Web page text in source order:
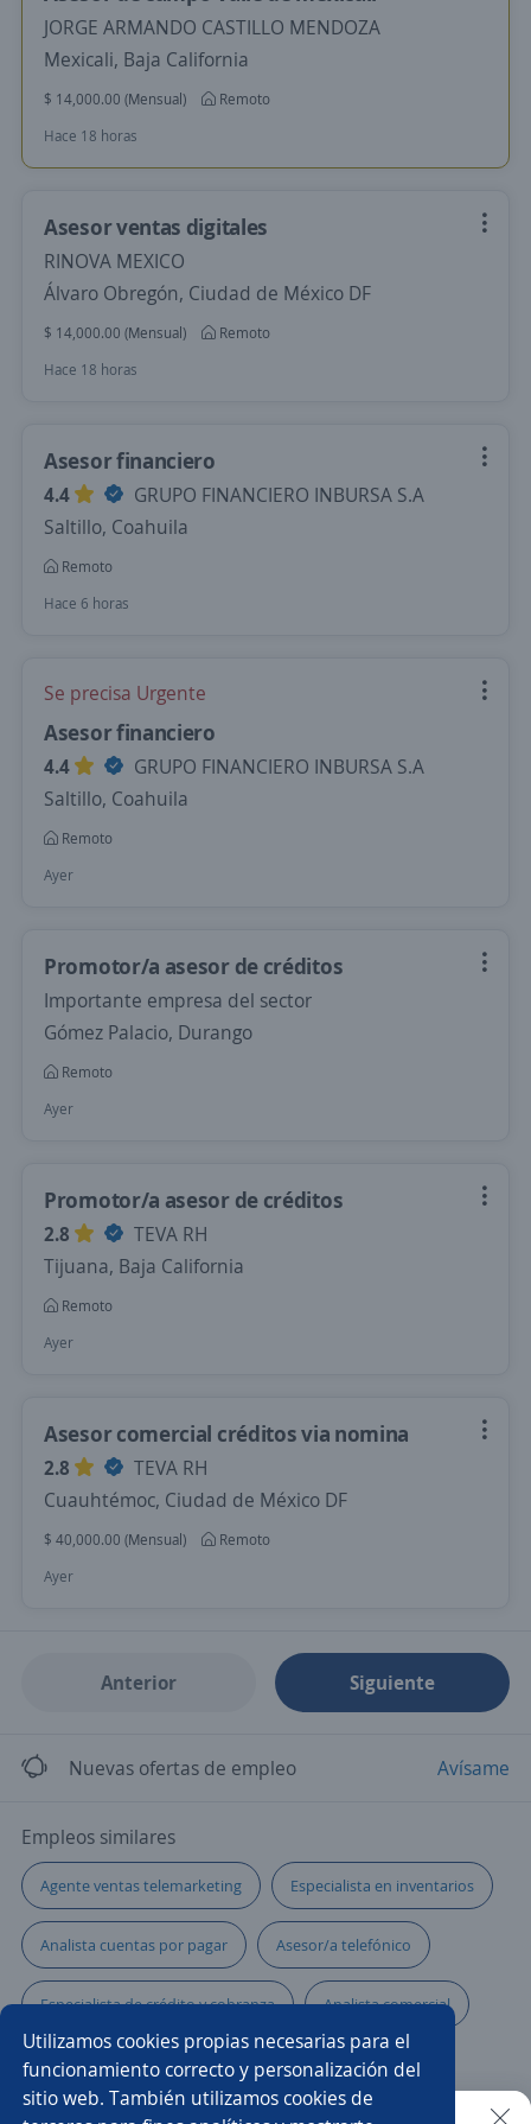
Utilizamos cookies propias necesarias para el
funcionamiento correcto y personalización del
sitio web. También utilizamos cookies de
JORGE ARMANDO CASTILLO MENDOZA
Mexicali, Baja California
$ 14,000.00 (Mensual)
Remoto
Hace 18 horas
Asesor ventas digitales
RINOVA MEXICO
Álvaro Obregón, Ciudad de México DF
$ 14,000.00 (Mensual)
Remoto
Hace 18 horas
Asesor financiero
4.4
GRUPO FINANCIERO INBURSA S.A
Saltillo, Coahuila
Remoto
Hace 6 horas
Se precisa Urgente
Asesor financiero
4.4
GRUPO FINANCIERO INBURSA S.A
Saltillo, Coahuila
Remoto
Ayer
Promotor/a asesor de créditos
Importante empresa del sector
Gómez Palacio, Durango
Remoto
Ayer
Promotor/a asesor de créditos
2.8
TEVA RH
Tijuana, Baja California
Remoto
Ayer
Asesor comercial créditos via nomina
2.8
TEVA RH
Cuauhtémoc, Ciudad de México DF
$ 40,000.00 (Mensual)
Remoto
Ayer
Anterior Siguiente
Nuevas ofertas de empleo Avísame
Empleos similares
Agente ventas telemarketing Especialista en inventarios
Analista cuentas por pagar Asesor/a telefónico
Especialista de crédito y cobranza Analista comercial
Especialista en seguridad e higiene